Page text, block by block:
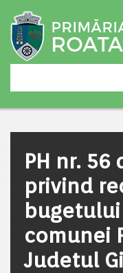
PH nr. 56
privind
comunei
Judetul